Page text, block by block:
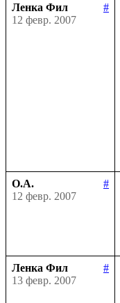
Ленка Фил
#
12 февр. 2007
О.А.
#
12 февр. 2007
Ленка Фил
#
13 февр. 2007